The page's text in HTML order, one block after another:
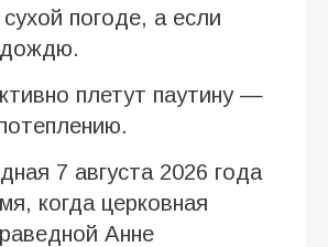
погоде, а если
плетут паутину —
7 августа 2026 года
когда церковная
Анне